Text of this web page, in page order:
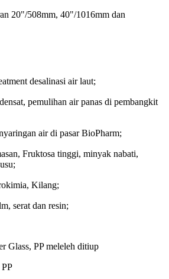
20"/508mm, 40"/1016mm dan
desalinasi air laut;
pemulihan air panas di pembangkit
air di pasar BioPharm;
Fruktosa tinggi, minyak nabati,
Kilang;
serat dan resin;
Glass, PP meleleh ditiup